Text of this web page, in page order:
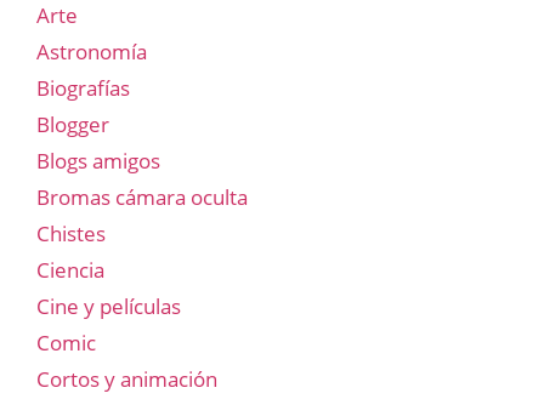
Arte
Astronomía
Biografías
Blogger
Blogs amigos
Bromas cámara oculta
Chistes
Ciencia
Cine y películas
Comic
Cortos y animación